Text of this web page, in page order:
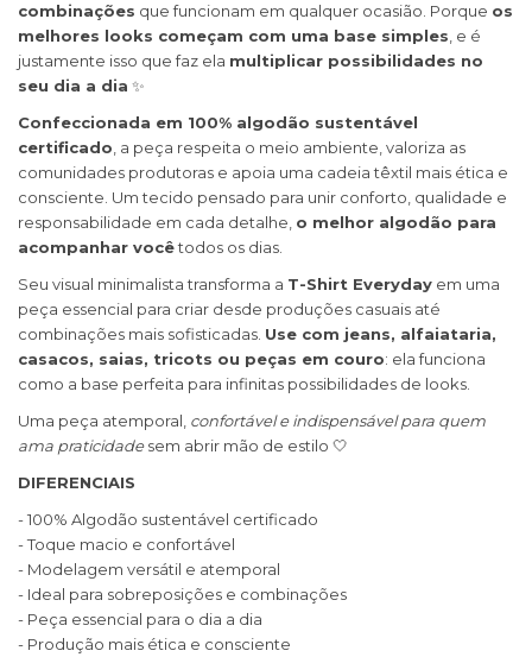
combinações que funcionam em qualquer ocasião. Porque os
melhores looks começam com uma base simples , e é
justamente isso que faz ela multiplicar possibilidades no
seu dia a dia ✨
Confeccionada em 100% algodão sustentável
certificado , a peça respeita o meio ambiente, valoriza as
comunidades produtoras e apoia uma cadeia têxtil mais ética e
consciente. Um tecido pensado para unir conforto, qualidade e
responsabilidade em cada detalhe, o melhor algodão para
acompanhar vocêtodos os dias.
Seu visual minimalista transforma a T-Shirt Everyday em uma
peça essencial para criar desde produções casuais até
combinações mais sofisticadas. Use com jeans, alfaiataria,
casacos, saias, tricots ou peças em couro: ela funciona
como a base perfeita para infinitas possibilidades de looks.
Uma peça atemporal, confortável e indispensável para quem
ama praticidadesem abrir mão de estilo 🤍
DIFERENCIAIS
- 100% Algodão sustentável certificado
- Toque macio e confortável
- Modelagem versátil e atemporal
- Ideal para sobreposições e combinações
- Peça essencial para o dia a dia
- Produção mais ética e consciente